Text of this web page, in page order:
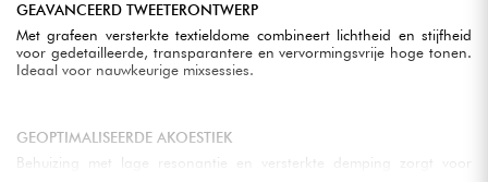
GEAVANCEERD TWEETERONTWERP
Met grafeen versterkte textieldome combineert lichtheid en stijfheid
voor gedetailleerde, transparantere en vervormingsvrije hoge tonen.
Ideaal voor nauwkeurige mixsessies.
GEOPTIMALISEERDE AKOESTIEK
Behuizing met lage resonantie en versterkte demping zorgt voor